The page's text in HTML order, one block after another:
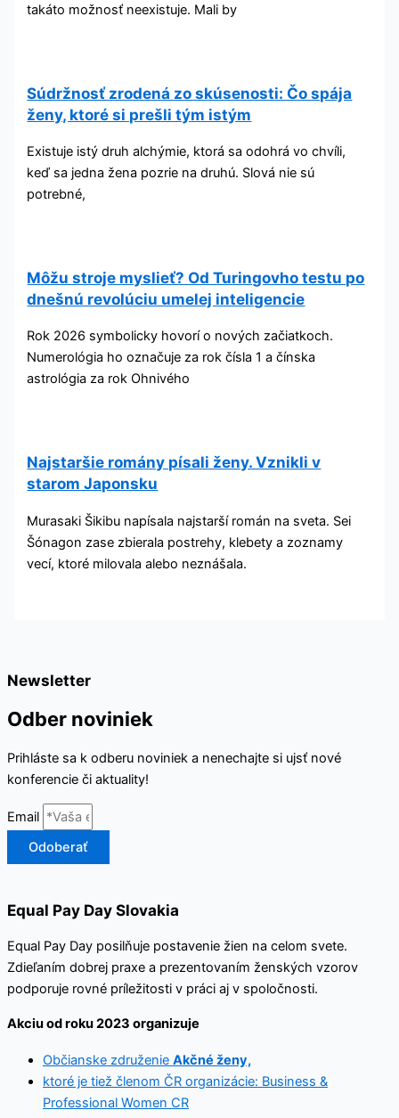
takáto možnosť neexistuje. Mali by
Súdržnosť zrodená zo skúsenosti: Čo spája
ženy, ktoré si prešli tým istým
Existuje istý druh alchýmie, ktorá sa odohrá vo chvíli,
keď sa jedna žena pozrie na druhú. Slová nie sú
potrebné,
Môžu stroje myslieť? Od Turingovho testu po
dnešnú revolúciu umelej inteligencie
Rok 2026 symbolicky hovorí o nových začiatkoch.
Numerológia ho označuje za rok čísla 1 a čínska
astrológia za rok Ohnivého
Najstaršie romány písali ženy. Vznikli v
starom Japonsku
Murasaki Šikibu napísala najstarší román na sveta. Sei
Šónagon zase zbierala postrehy, klebety a zoznamy
vecí, ktoré milovala alebo neznášala.
Newsletter
Odber noviniek
Prihláste sa k odberu noviniek a nenechajte si ujsť nové
konferencie či aktuality!
Email
Odoberať
Equal Pay Day Slovakia
Equal Pay Day posilňuje postavenie žien na celom svete.
Zdieľaním dobrej praxe a prezentovaním ženských vzorov
podporuje rovné príležitosti v práci aj v spoločnosti.
Akciu od roku 2023 organizuje
Občianske združenie Akčné ženy,
ktoré je tiež členom ČR organizácie: Business &
Professional Women CR